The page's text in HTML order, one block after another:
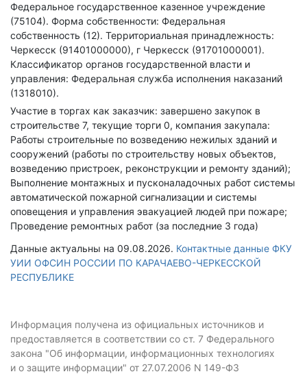
Федеральное государственное казенное учреждение
(75104). Форма собственности: Федеральная
собственность (12). Территориальная принадлежность:
Черкесск (91401000000), г Черкесск (91701000001).
Классификатор органов государственной власти и
управления: Федеральная служба исполнения наказаний
(1318010).
Участие в торгах как заказчик: завершено закупок в
строительстве 7, текущие торги 0, компания закупала:
Работы строительные по возведению нежилых зданий и
сооружений (работы по строительству новых объектов,
возведению пристроек, реконструкции и ремонту зданий);
Выполнение монтажных и пусконаладочных работ системы
автоматической пожарной сигнализации и системы
оповещения и управления эвакуацией людей при пожаре;
Проведение ремонтных работ (за последние 3 года)
Данные актуальны на 09.08.2026. Контактные данные ФКУ
УИИ ОФСИН РОССИИ ПО КАРАЧАЕВО-ЧЕРКЕССКОЙ
РЕСПУБЛИКЕ
Информация получена из официальных источников и
предоставляется в соответствии со ст. 7 Федерального
закона "Об информации, информационных технологиях
и о защите информации" от 27.07.2006 N 149-ФЗ